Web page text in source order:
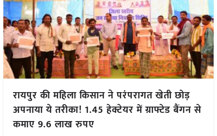
रायपुर की महिला किसान ने परंपरागत खेती छोड़
अपनाया ये तरीका! 1.45 हेक्टेयर में ग्राफ्टेड बैंगन से
कमाए 9.6 लाख रुपए